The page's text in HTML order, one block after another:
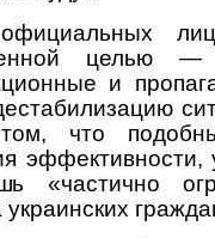
целью —
и
что
эффективности,
«частично